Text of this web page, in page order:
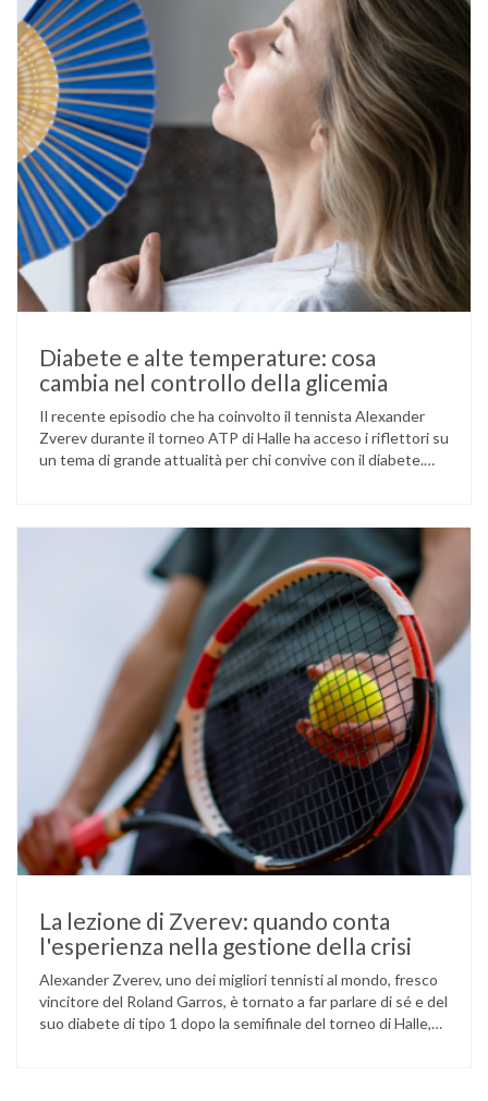
Diabete e alte temperature: cosa
cambia nel controllo della glicemia
Il recente episodio che ha coinvolto il tennista Alexander
Zverev durante il torneo ATP di Halle ha acceso i riflettori su
un tema di grande attualità per chi convive con il diabete.
glucosio lo aveva portato …
La lezione di Zverev: quando conta
l'esperienza nella gestione della crisi
Alexander Zverev, uno dei migliori tennisti al mondo, fresco
vincitore del Roland Garros, è tornato a far parlare di sé e del
suo diabete di tipo 1 dopo la semifinale del torneo di Halle,